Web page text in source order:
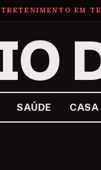
EM
SAÚDE CASA